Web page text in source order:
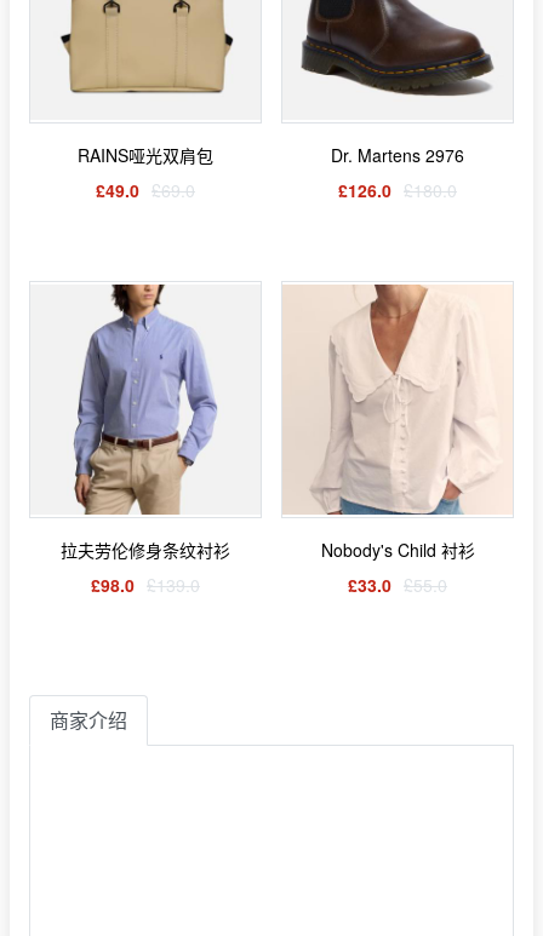
RAINS哑光双肩包
£49.0 £69.0
Dr. Martens 2976
£126.0 £180.0
拉夫劳伦修身条纹衬衫
£98.0 £139.0
Nobody's Child 衬衫
£33.0 £55.0
商家介绍